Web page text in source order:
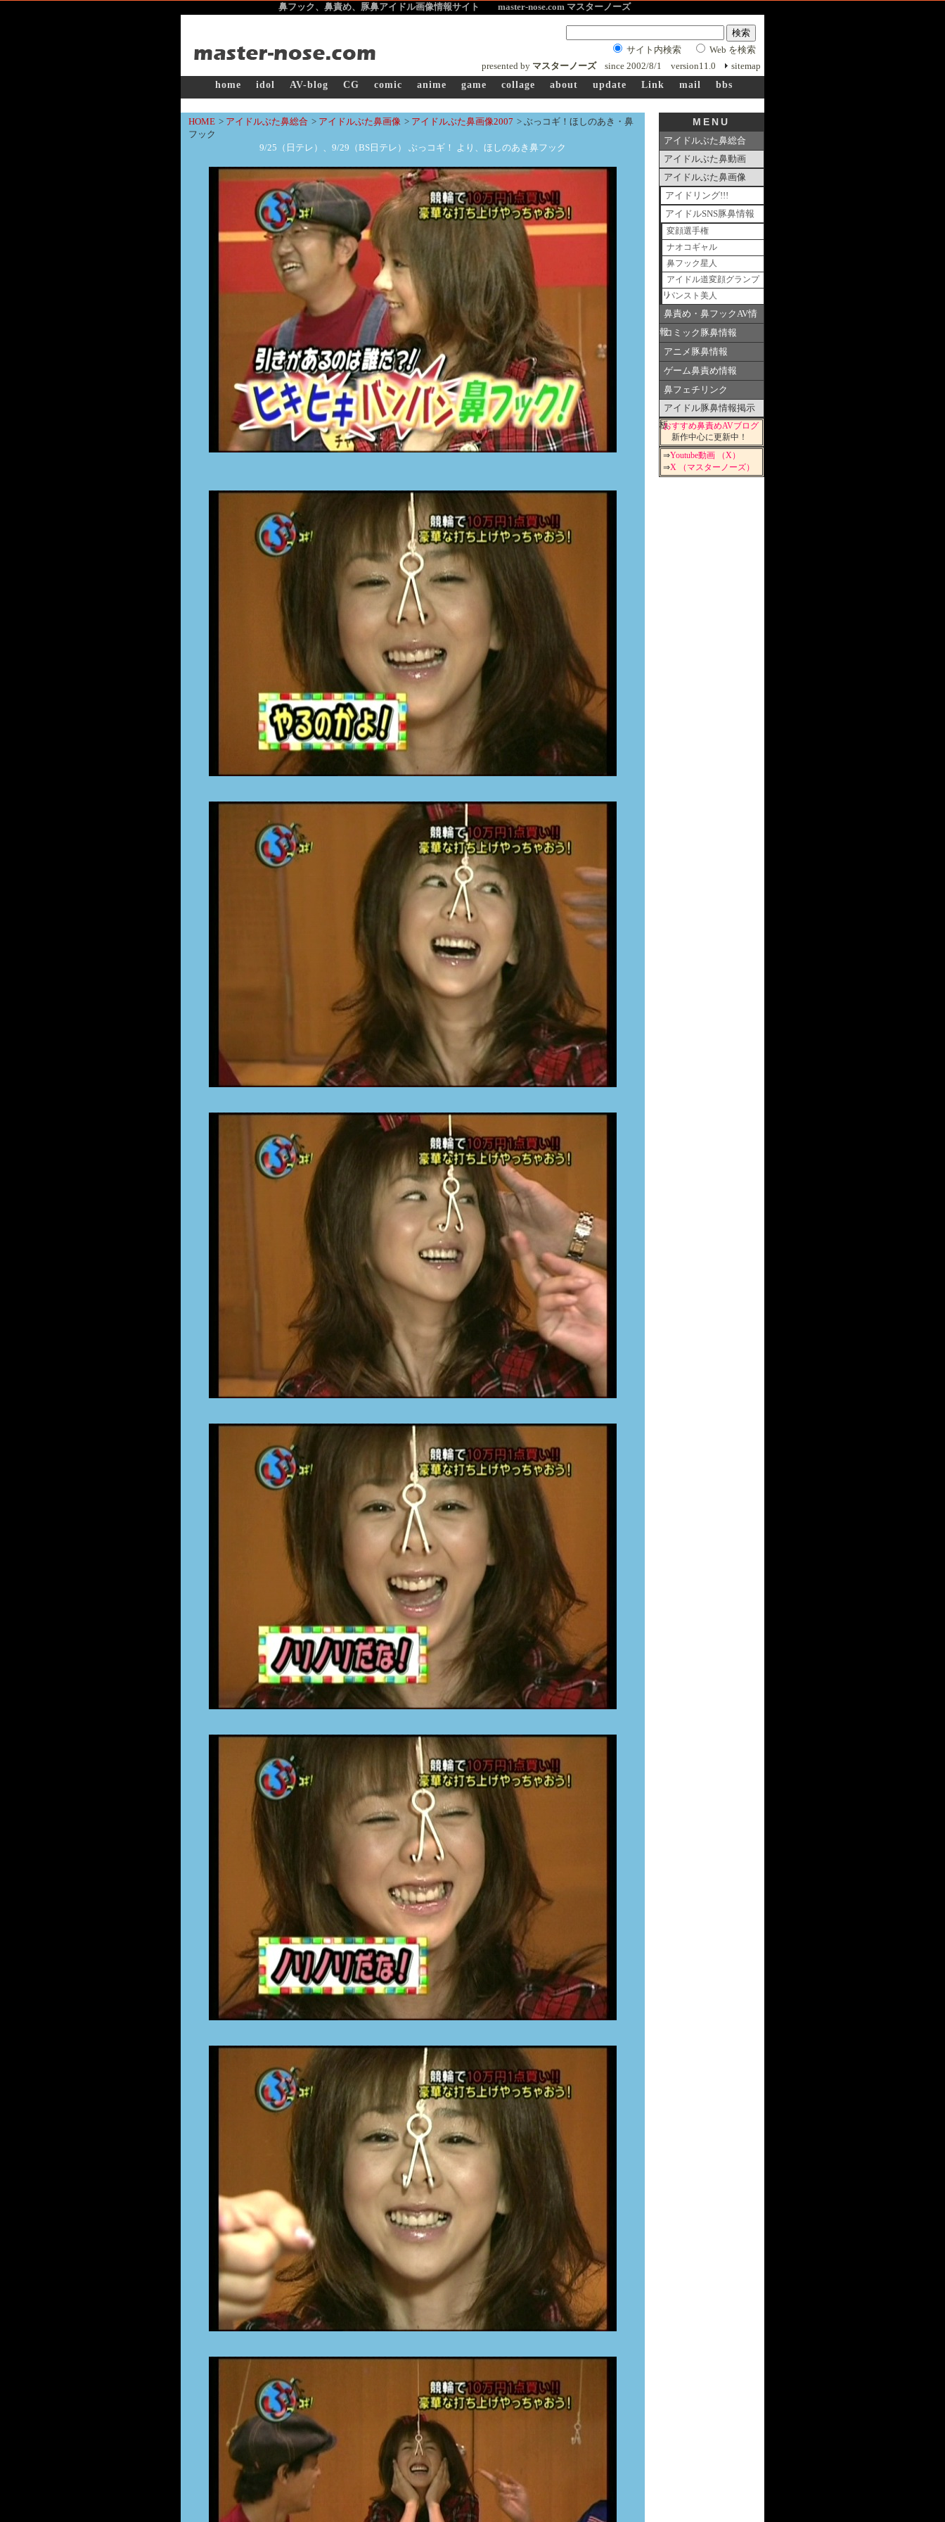
鼻フック、鼻責め、豚鼻アイドル画像情報サイト master-nose.com マスターノーズ
サイト内検索
Web を検索
presented by マスターノーズ since 2002/8/1 version11.0
sitemap
home
idol AV-blog CG comic anime game collage about update Link mail bbs
HOME > アイドルぶた鼻総合 > アイドルぶた鼻画像 > アイドルぶた鼻画像2007 > ぶっコギ！ほしのあき・鼻
フック
9/25（日テレ）、9/29（BS日テレ） ぶっコギ！ より、ほしのあき鼻フック
MENU
アイドルぶた鼻総合
アイドルぶた鼻動画
アイドルぶた鼻画像
アイドリング!!!
アイドルSNS豚鼻情報
変顔選手権
ナオコギャル
鼻フック星人
アイドル道変顔グランプ
リパンスト美人
鼻責め・鼻フックAV情
報コミック豚鼻情報
アニメ豚鼻情報
ゲーム鼻責め情報
鼻フェチリンク
アイドル豚鼻情報掲示
板おすすめ鼻責めAVブログ
新作中心に更新中！
⇒Youtube動画 （X）
⇒X （マスターノーズ）